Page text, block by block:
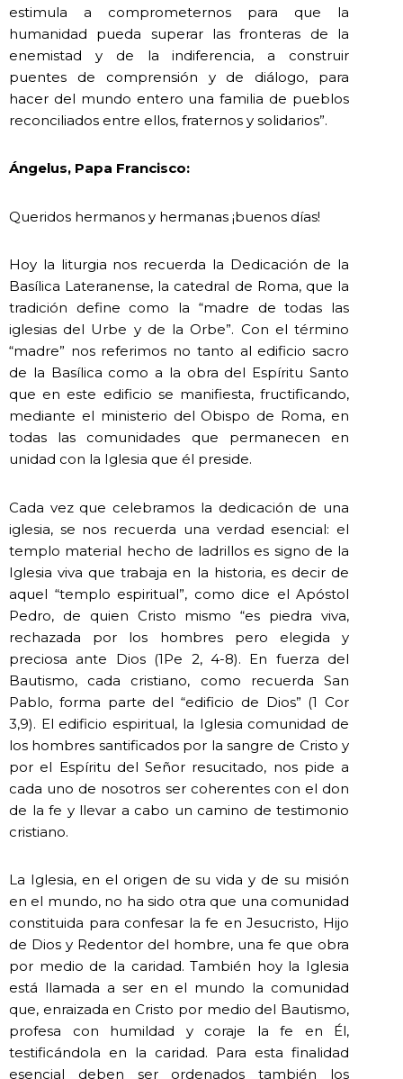
estimula a comprometernos para que la
humanidad pueda superar las fronteras de la
enemistad y de la indiferencia, a construir
puentes de comprensión y de diálogo, para
hacer del mundo entero una familia de pueblos
reconciliados entre ellos, fraternos y solidarios”.
Ángelus, Papa Francisco:
Queridos hermanos y hermanas ¡buenos días!
Hoy la liturgia nos recuerda la Dedicación de la
Basílica Lateranense, la catedral de Roma, que la
tradición define como la “madre de todas las
iglesias del Urbe y de la Orbe”. Con el término
“madre” nos referimos no tanto al edificio sacro
de la Basílica como a la obra del Espíritu Santo
que en este edificio se manifiesta, fructificando,
mediante el ministerio del Obispo de Roma, en
todas las comunidades que permanecen en
unidad con la Iglesia que él preside.
Cada vez que celebramos la dedicación de una
iglesia, se nos recuerda una verdad esencial: el
templo material hecho de ladrillos es signo de la
Iglesia viva que trabaja en la historia, es decir de
aquel “templo espiritual”, como dice el Apóstol
Pedro, de quien Cristo mismo “es piedra viva,
rechazada por los hombres pero elegida y
preciosa ante Dios (1Pe 2, 4-8). En fuerza del
Bautismo, cada cristiano, como recuerda San
Pablo, forma parte del “edificio de Dios” (1 Cor
3,9). El edificio espiritual, la Iglesia comunidad de
los hombres santificados por la sangre de Cristo y
por el Espíritu del Señor resucitado, nos pide a
cada uno de nosotros ser coherentes con el don
de la fe y llevar a cabo un camino de testimonio
cristiano.
La Iglesia, en el origen de su vida y de su misión
en el mundo, no ha sido otra que una comunidad
constituida para confesar la fe en Jesucristo, Hijo
de Dios y Redentor del hombre, una fe que obra
por medio de la caridad. También hoy la Iglesia
está llamada a ser en el mundo la comunidad
que, enraizada en Cristo por medio del Bautismo,
profesa con humildad y coraje la fe en Él,
testificándola en la caridad. Para esta finalidad
esencial deben ser ordenados también los